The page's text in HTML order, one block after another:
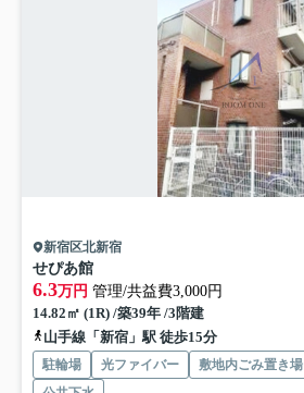
新宿区北新宿
せぴあ館
6.3万円 管理/共益費3,000円
14.82㎡ (1R) /築39年 /3階建
山手線「新宿」駅 徒歩15分
駐輪場 光ファイバー 敷地内ごみ置き場